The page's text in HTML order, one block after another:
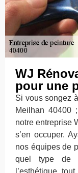
WJ
pour une
Si vous songez
Meilhan 40400
notre entreprise
s’en occuper.
nos équipes de
quel type de
l’esthétique